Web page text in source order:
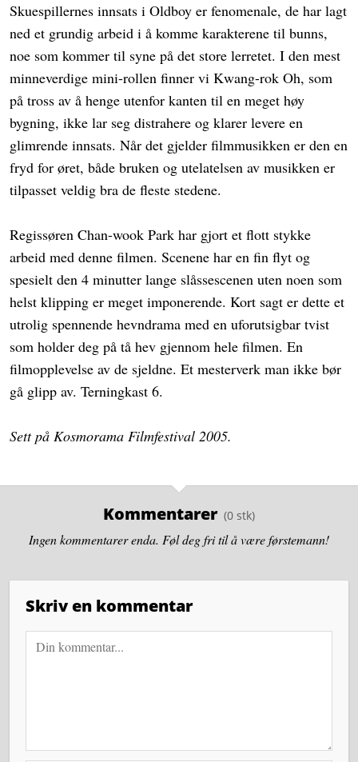
Skuespillernes innsats i Oldboy er fenomenale, de har lagt
ned et grundig arbeid i å komme karakterene til bunns,
noe som kommer til syne på det store lerretet. I den mest
minneverdige mini-rollen finner vi Kwang-rok Oh, som
på tross av å henge utenfor kanten til en meget høy
bygning, ikke lar seg distrahere og klarer levere en
glimrende innsats. Når det gjelder filmmusikken er den en
fryd for øret, både bruken og utelatelsen av musikken er
tilpasset veldig bra de fleste stedene.
Regissøren Chan-wook Park har gjort et flott stykke
arbeid med denne filmen. Scenene har en fin flyt og
spesielt den 4 minutter lange slåssescenen uten noen som
helst klipping er meget imponerende. Kort sagt er dette et
utrolig spennende hevndrama med en uforutsigbar tvist
som holder deg på tå hev gjennom hele filmen. En
filmopplevelse av de sjeldne. Et mesterverk man ikke bør
gå glipp av. Terningkast 6.
Sett på Kosmorama Filmfestival 2005.
Kommentarer
Ingen kommentarer enda. Føl deg fri til å være førstemann!
Skriv en kommentar